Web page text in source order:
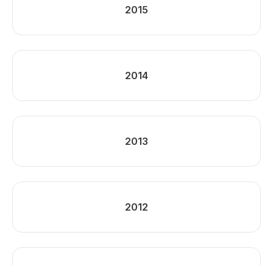
2015
2014
2013
2012